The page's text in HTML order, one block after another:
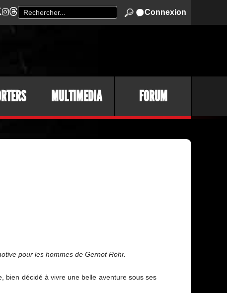
Connexion
MULTIMEDIA FORUM
pour les hommes de Gernot Rohr.
bien décidé à vivre une belle aventure sous ses